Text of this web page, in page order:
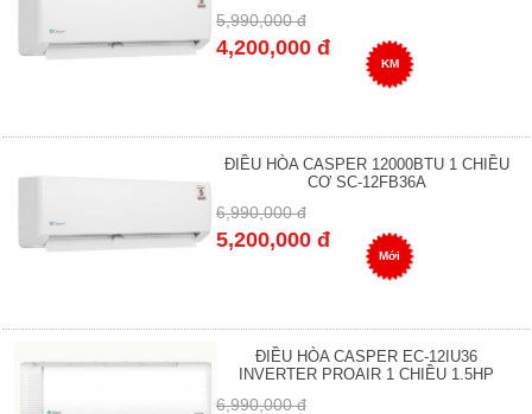
5,990,000 đ
4,200,000 đ
KM
ĐIỀU HÒA CASPER 12000BTU 1 CHIỀU
CƠ SC-12FB36A
6,990,000 đ
5,200,000 đ
Mới
ĐIỀU HÒA CASPER EC-12IU36
INVERTER PROAIR 1 CHIỀU 1.5HP
6,990,000 đ